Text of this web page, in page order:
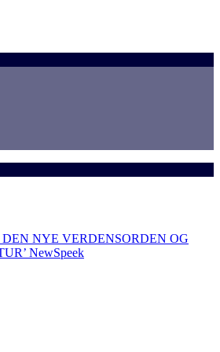
NYE VERDENSORDEN OG
NewSpeek